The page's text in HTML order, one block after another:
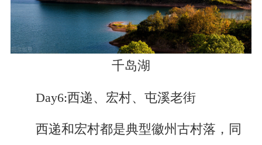
千岛湖
Day6:西递、宏村、屯溪老街
西递和宏村都是典型徽州古村落，同